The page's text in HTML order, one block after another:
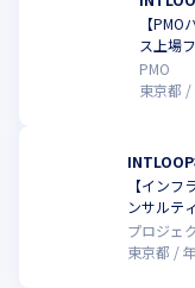
【
ス上場
PMO
東京都
【イン
ンサルテ
プロジェ
東京都